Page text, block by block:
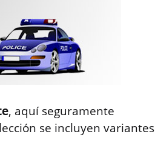
, aquí seguramente
se incluyen variantes